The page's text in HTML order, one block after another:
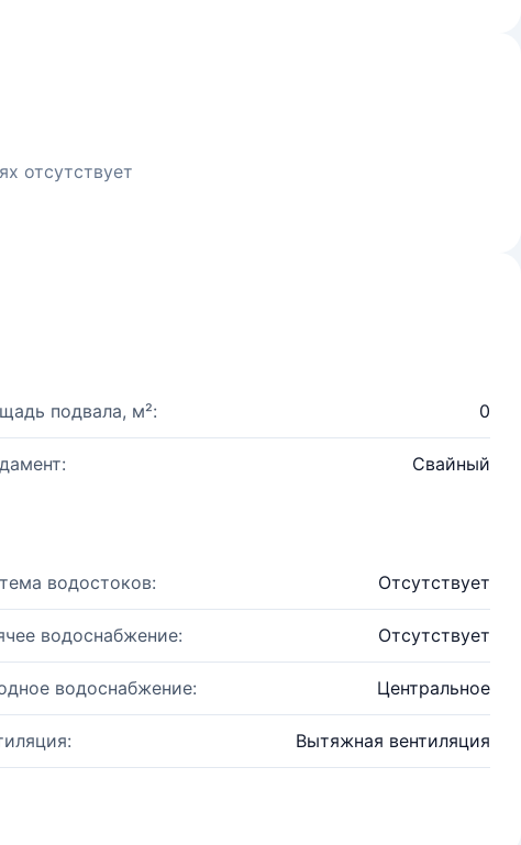
отсутствует
подвала, м²: 0
Свайный
водостоков: Отсутствует
водоснабжение: Отсутствует
водоснабжение: Центральное
Вытяжная вентиляция